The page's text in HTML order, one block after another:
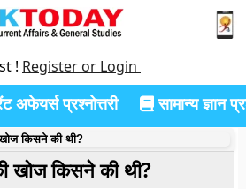
! Register or Login
अफेयर्स प्रश्नोत्तरी सामान्य ज्ञान
किसने की थी?
खोज किसने की थी?